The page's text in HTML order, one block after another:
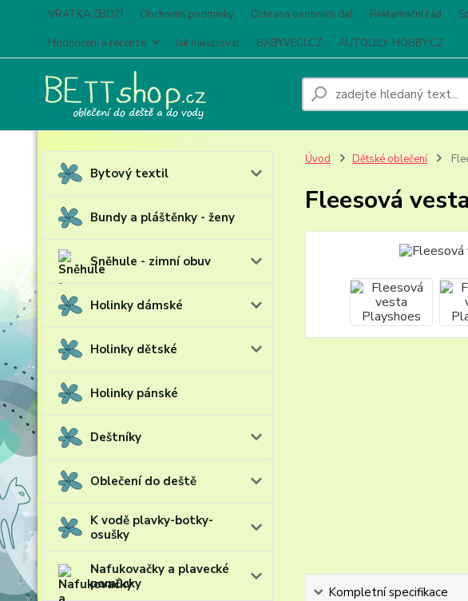
VRATKA ZBOŽÍ Obchodní podmínky Ochrana osobních dat Reklamační řád
Hodnocení a recenze
Jak nakupovat BABYVECI.CZ AUTODILY-HOBBY.CZ
Bytový textil
Bundy a pláštěnky - ženy
Sněhule - zimní obuv
Holinky dámské
Holinky dětské
Holinky pánské
Deštníky
Oblečení do deště
K vodě plavky-botky-
osušky
Nafukovačky a plavecké
pomůcky
Úvod Dětské oblečení
Fleesová
Kompletní specifikace